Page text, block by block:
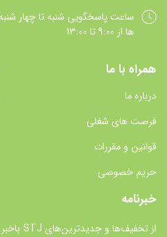
ها از 9:00 تا 13:00
همراه با ما
درباره ما
فرصت های شغلی
قوانین و مقررات
حریم خصوصی
خبرنامه
از تخفیف‌ها و جدیدترین‌های STJ باخبر شوید: